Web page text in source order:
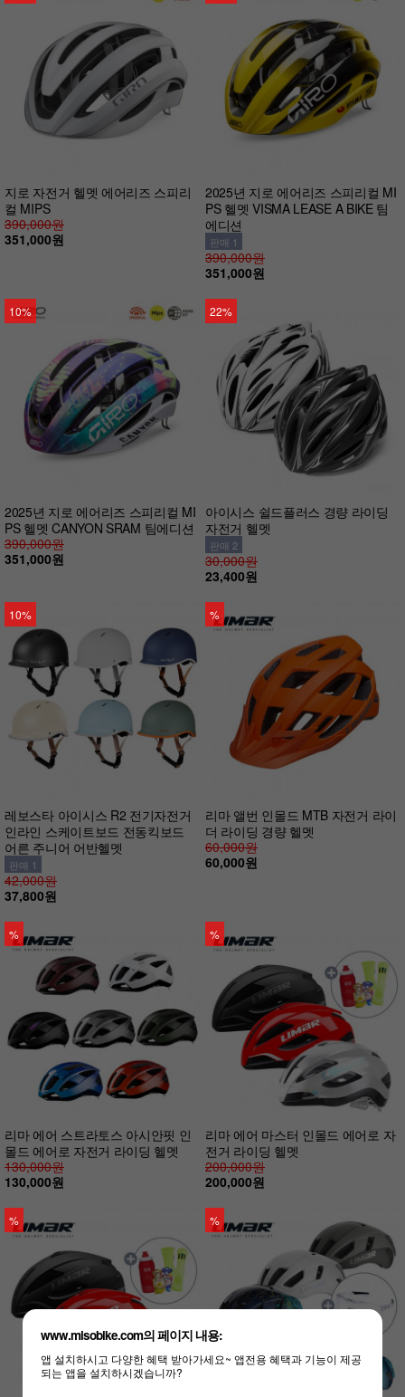
지로 자전거 헬멧 에어리즈 스피리
컬 MIPS
390,000원
351,000원
2025년 지로 에어리즈 스피리컬 MI
PS 헬멧 VISMA LEASE A BIKE 팀
에디션
판매 1
390,000원
351,000원
10%
2025년 지로 에어리즈 스피리컬 MI
PS 헬멧 CANYON SRAM 팀에디션
390,000원
351,000원
22%
아이시스 쉴드플러스 경량 라이딩
자전거 헬멧
판매 2
30,000원
23,400원
10%
레보스타 아이시스 R2 전기자전거
인라인 스케이트보드 전동킥보드
어른 주니어 어반헬멧
판매 1
42,000원
37,800원
%
리마 앨번 인몰드 MTB 자전거 라이
더 라이딩 경량 헬멧
60,000원
60,000원
%
리마 에어 스트라토스 아시안핏 인
몰드 에어로 자전거 라이딩 헬멧
130,000원
130,000원
%
리마 에어 마스터 인몰드 에어로 자
전거 라이딩 헬멧
200,000원
200,000원
% %
www.misobike.com의 페이지 내용:
앱 설치하시고 다양한 혜택 받아가세요~ 앱전용 혜택과 기능이 제공
되는 앱을 설치하시겠습니까?